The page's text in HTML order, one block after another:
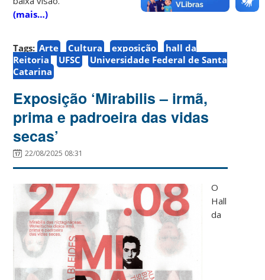
(mais…)
Tags: Arte Cultura exposição
hall da
Reitoria
UFSC
Universidade Federal de Santa
Catarina
Exposição ‘Mirabilis – irmã,
prima e padroeira das vidas
secas’
22/08/2025 08:31
O
Hall
da